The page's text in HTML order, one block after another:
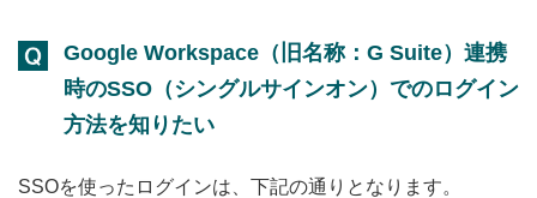
充実サポート
よくある質問
資料ダウンロード
Google Workspace（旧名称：G Suite）連携
時のSSO（シングルサインオン）でのログイン
方法を知りたい
SSOを使ったログインは、下記の通りとなります。